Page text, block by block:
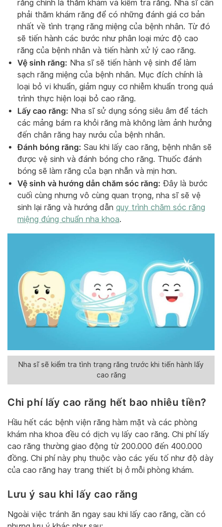
răng chính là thăm khám và kiểm tra răng. Nha sĩ cần
phải thăm khám răng để có những đánh giá cơ bản
nhất về tình trạng răng miệng của bệnh nhân. Từ đó
sẽ tiến hành các bước như phân loại mức độ cao
răng của bệnh nhân và tiến hành xử lý cao răng.
Vệ sinh răng: Nha sĩ sẽ tiến hành vệ sinh để làm
sạch răng miệng của bệnh nhân. Mục đích chính là
loại bỏ vi khuẩn, giảm nguy cơ nhiễm khuẩn trong quá
trình thực hiện loại bỏ cao răng.
Lấy cao răng: Nha sĩ sử dụng sóng siêu âm để tách
các mảng bám ra khỏi răng mà không làm ảnh hưởng
đến chân răng hay nướu của bệnh nhân.
Đánh bóng răng: Sau khi lấy cao răng, bệnh nhân sẽ
được vệ sinh và đánh bóng cho răng. Thuốc đánh
bóng sẽ làm răng của bạn nhẵn và mịn hơn.
Vệ sinh và hướng dẫn chăm sóc răng: Đây là bước
cuối cùng nhưng vô cùng quan trọng, nha sĩ sẽ vệ
sinh lại răng và hướng dẫn quy trình chăm sóc răng
miệng đúng chuẩn nha khoa.
Nha sĩ sẽ kiểm tra tình trạng răng trước khi tiến hành lấy
cao răng
Chi phí lấy cao răng hết bao nhiêu tiền?
Hầu hết các bệnh viện răng hàm mặt và các phòng
khám nha khoa đều có dịch vụ lấy cao răng. Chi phí lấy
cao răng thường giao động từ 200.000 đến 400.000
đồng. Chi phí này phụ thuộc vào các yếu tố như độ dày
của cao răng hay trang thiết bị ở mỗi phòng khám.
Lưu ý sau khi lấy cao răng
Ngoài việc tránh ăn ngay sau khi lấy cao răng, cần có